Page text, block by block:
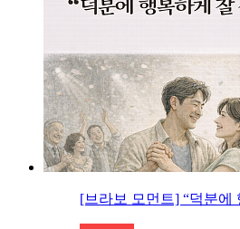
[브라보 모먼트] “덕분에